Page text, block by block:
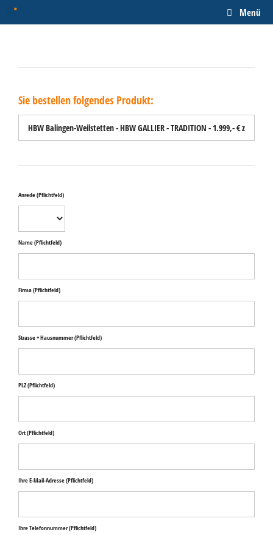
Menü
Sie bestellen folgendes Produkt:
Anrede(Pflichtfeld)
Name(Pflichtfeld)
Firma(Pflichtfeld)
Strasse + Hausnummer(Pflichtfeld)
PLZ(Pflichtfeld)
Ort(Pflichtfeld)
Ihre E-Mail-Adresse(Pflichtfeld)
Ihre Telefonnummer(Pflichtfeld)